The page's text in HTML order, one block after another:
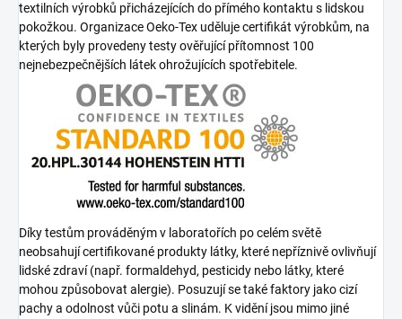
textilních výrobků přicházejících do přímého kontaktu s lidskou
pokožkou. Organizace Oeko-Tex uděluje certifikát výrobkům, na
kterých byly provedeny testy ověřující přítomnost 100
nejnebezpečnějších látek ohrožujících spotřebitele.
Díky testům prováděným v laboratořích po celém světě
neobsahují certifikované produkty látky, které nepříznivě ovlivňují
lidské zdraví (např. formaldehyd, pesticidy nebo látky, které
mohou způsobovat alergie). Posuzují se také faktory jako cizí
pachy a odolnost vůči potu a slinám. K vidění jsou mimo jiné